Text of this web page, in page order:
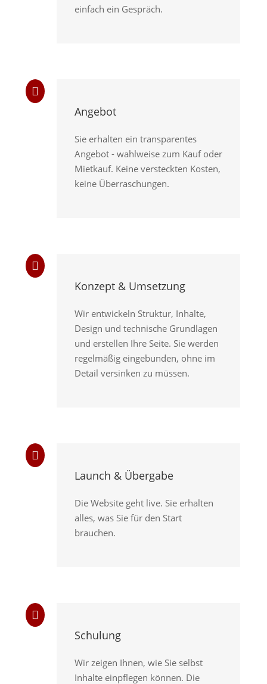
einfach ein Gespräch.
Angebot
Sie erhalten ein transparentes
Angebot - wahlweise zum Kauf oder
Mietkauf. Keine versteckten Kosten,
keine Überraschungen.

Konzept & Umsetzung
Wir entwickeln Struktur, Inhalte,
Design und technische Grundlagen
und erstellen Ihre Seite. Sie werden
regelmäßig eingebunden, ohne im
Detail versinken zu müssen.

Launch & Übergabe
Die Website geht live. Sie erhalten
alles, was Sie für den Start
brauchen.

Schulung
Wir zeigen Ihnen, wie Sie selbst
Inhalte einpflegen können. Die
